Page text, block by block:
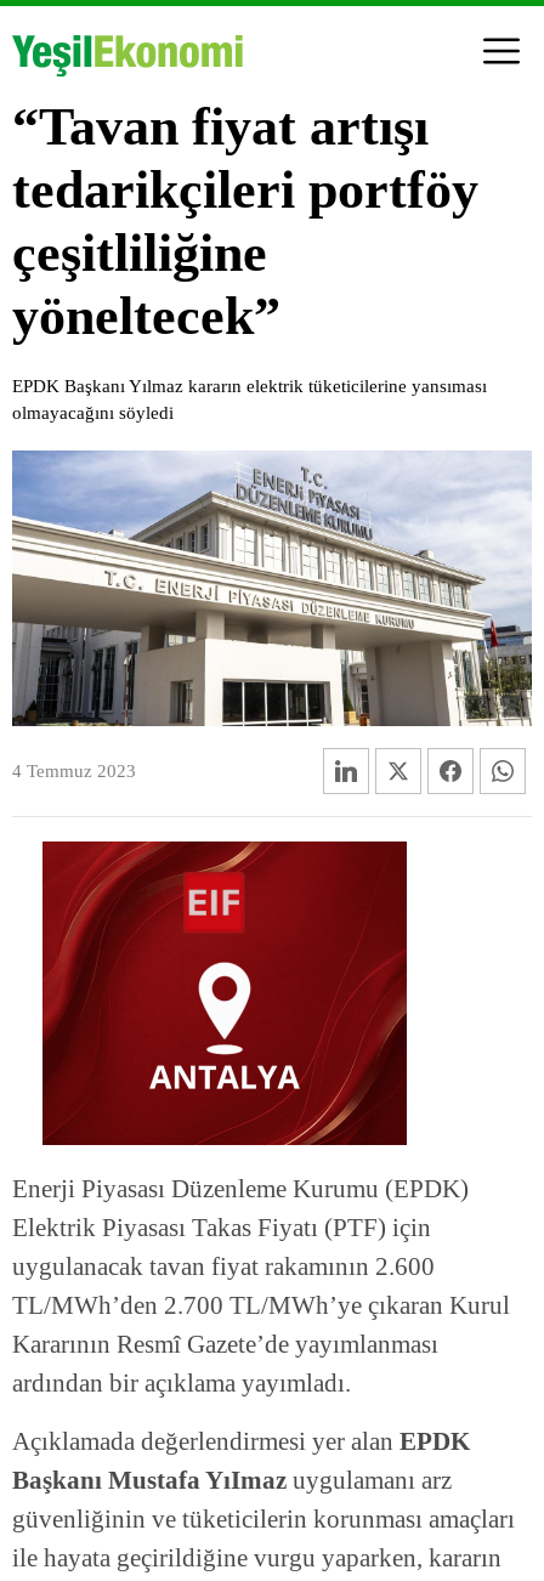
“Tavan fiyat artışı
tedarikçileri portföy
çeşitliliğine
yöneltecek”
EPDK Başkanı Yılmaz kararın elektrik tüketicilerine yansıması
olmayacağını söyledi
4 Temmuz 2023
Enerji Piyasası Düzenleme Kurumu (EPDK)
Elektrik Piyasası Takas Fiyatı (PTF) için
uygulanacak tavan fiyat rakamının 2.600
TL/MWh’den 2.700 TL/MWh’ye çıkaran Kurul
Kararının Resmî Gazete’de yayımlanması
ardından bir açıklama yayımladı.
Açıklamada değerlendirmesi yer alan EPDK
Başkanı Mustafa YıImaz uygulamanı arz
güvenliğinin ve tüketicilerin korunması amaçları
ile hayata geçirildiğine vurgu yaparken, kararın